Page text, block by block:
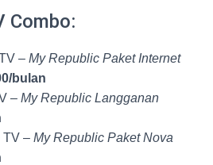
Combo:
– My Republic Paket Internet
bulan
– My Republic Langganan
TV – My Republic Paket Nova